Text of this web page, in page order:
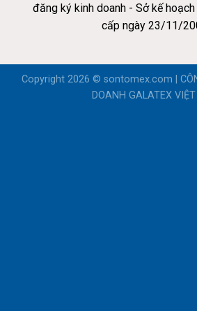
đăng ký kinh doanh - Sở kế
cấp ngày 23/11/
Copyright 2026 © sontomex.com |
DOANH GALATEX